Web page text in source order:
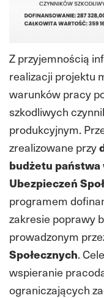
Z przyjemnością
realizacji projektu
warunków pracy
szkodliwych
produkcyjnym.
zrealizowane przy
budżetu państwa
Ubezpieczeń
programem
zakresie poprawy
prowadzonym
Społecznych.
wspieranie
ograniczających